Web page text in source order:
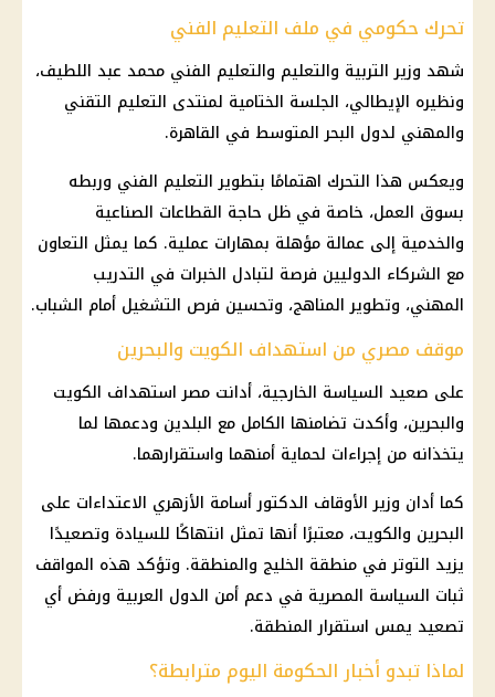
تحرك حكومي في ملف التعليم الفني
شهد وزير التربية والتعليم والتعليم الفني محمد عبد اللطيف،
ونظيره الإيطالي، الجلسة الختامية لمنتدى التعليم التقني
والمهني لدول البحر المتوسط في القاهرة.
ويعكس هذا التحرك اهتمامًا بتطوير التعليم الفني وربطه
بسوق العمل، خاصة في ظل حاجة القطاعات الصناعية
والخدمية إلى عمالة مؤهلة بمهارات عملية. كما يمثل التعاون
مع الشركاء الدوليين فرصة لتبادل الخبرات في التدريب
المهني، وتطوير المناهج، وتحسين فرص التشغيل أمام الشباب.
موقف مصري من استهداف الكويت والبحرين
على صعيد السياسة الخارجية، أدانت مصر استهداف الكويت
والبحرين، وأكدت تضامنها الكامل مع البلدين ودعمها لما
يتخذانه من إجراءات لحماية أمنهما واستقرارهما.
كما أدان وزير الأوقاف الدكتور أسامة الأزهري الاعتداءات على
البحرين والكويت، معتبرًا أنها تمثل انتهاكًا للسيادة وتصعيدًا
يزيد التوتر في منطقة الخليج والمنطقة. وتؤكد هذه المواقف
ثبات السياسة المصرية في دعم أمن الدول العربية ورفض أي
تصعيد يمس استقرار المنطقة.
لماذا تبدو أخبار الحكومة اليوم مترابطة؟